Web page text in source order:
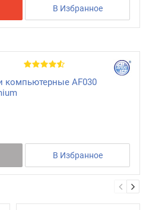
В Избранное
компьютерные AF030
В Избранное